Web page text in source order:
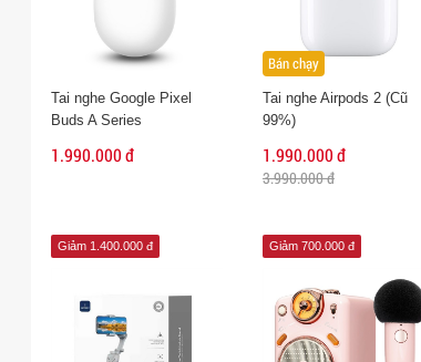
Tai nghe Google Pixel
Buds A Series
1.990.000 đ
Bán chạy
Tai nghe Airpods 2 (Cũ
99%)
1.990.000 đ
3.990.000 đ
Giảm 1.400.000 đ Giảm 700.000 đ